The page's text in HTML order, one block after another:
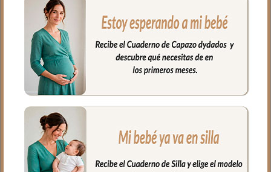
para mayor seguridad.
El tejido exterior en piqué liso; un piqué de
algodón.
El interior puedes elegir en piqué de
algodón o en pelo corto liso,
El relleno del saquito es micro fibra hueca
para mayor confort del bebé y muy
buena transpirabilidad.
Puedes lavar a mano o en lavadora,
siempre agua fría, jabones no abrasivos y